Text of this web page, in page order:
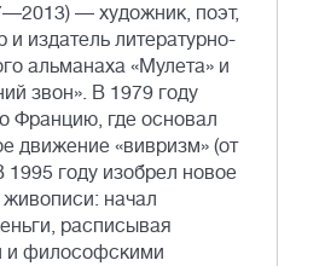
— художник, поэт,
и издатель литературно-
альманаха «Мулета» и
звон». В 1979 году
Францию, где основал
движение «вивризм» (от
году изобрел новое
начал
расписывая
и философскими